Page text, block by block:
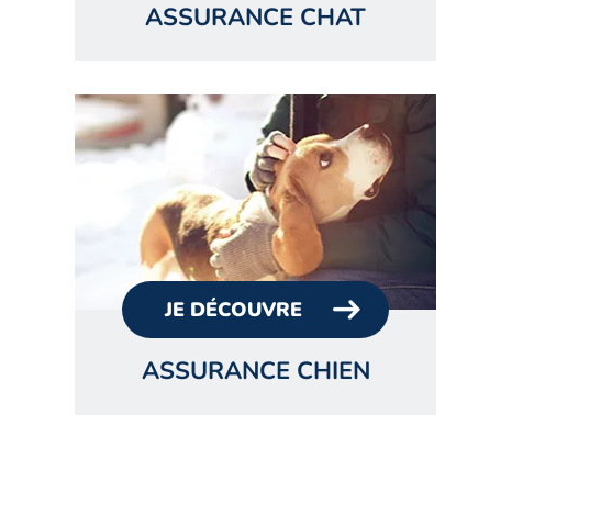
ASSURANCE CHAT
JE DÉCOUVRE
ASSURANCE CHIEN